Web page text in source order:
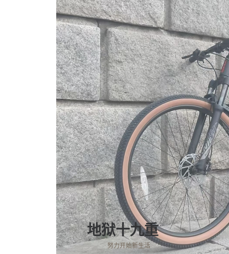
地狱十九重
努力开始新生活